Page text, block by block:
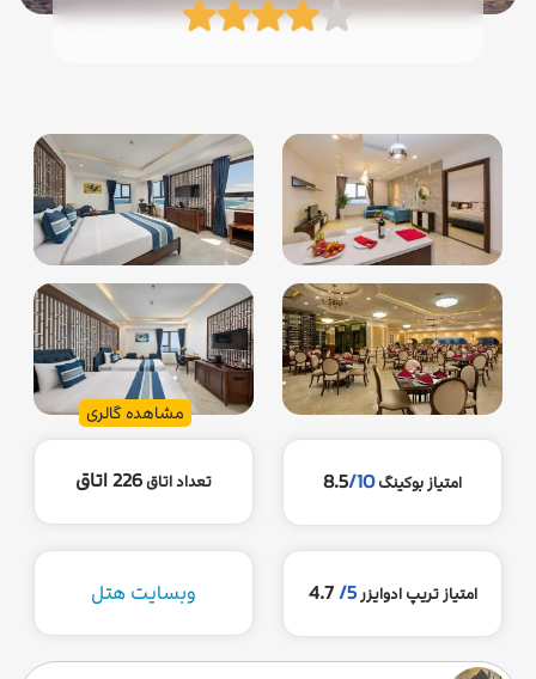
مشاهده گالری
امتیاز بوکینگ 8.5/10 تعداد اتاق226 اتاق
امتیاز تریپ ادوایزر5/
4.7 وبسایت هتل